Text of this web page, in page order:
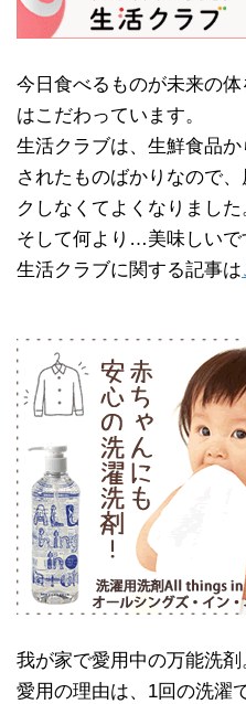
今日食べるものが未来の
はこだわっています。
生活クラブは、生鮮食品
されたものばかりなので
クしなくてよくなりました
そして何より…美味しいで
生活クラブに関する記事は
我が家で愛用中の万能洗剤
愛用の理由は、1回の洗濯